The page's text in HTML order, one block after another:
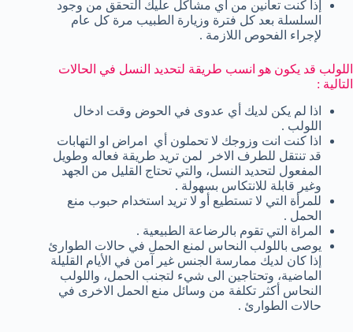
إذا كنت تعانين من أي مشاكل عليك التحقق من وجود
السلسلة بعد كل فترة وزيارة الطبيب مرة كل عام
لإجراء الفحوص اللازمة .
اللولب قد يكون هو انسب طريقة لتحديد النسل في الحالات
التالية :
اذا لم يكن لديك أي عدوى في الحوض وقت ادخال
اللولب .
اذا كنت انت وزوجك لا تحملون أي امراض او التهابات
قد تنتقل للطرف الاخر لمن تريد طريقة فعاله وطويل
المفعول لتحديد النسل، والتي تحتاج القليل من الجهد
وغير قابلة للانتكاس بسهولة .
للمرأة التي لا تستطيع أو لا تريد استخدام حبوب منع
الحمل .
المراة التي تقوم بالرضاعة الطبيعية .
يوصى باللولب النحاس لمنع الحمل في حالات الطوارئ
إذا كان لديك ممارسة الجنس غير آمن في الأيام القليلة
الماضية، وتحتاجين الى شيء لتجنب الحمل، واللولب
النحاس أكثر تكلفة من وسائل منع الحمل الاخرى في
حالات الطوارئ .